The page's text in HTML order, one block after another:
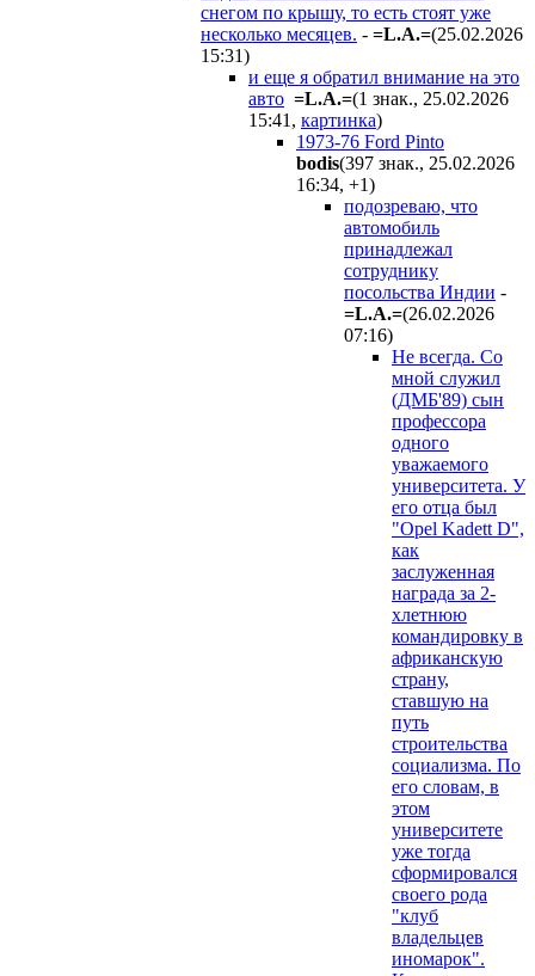
снегом по крышу, то есть стоят уже
несколько месяцев. - =L.A.=(25.02.2026
15:31)
и еще я обратил внимание на это
авто =L.A.=(1 знак., 25.02.2026
15:41 , картинка)
1973-76 Ford Pinto
bodis(397 знак., 25.02.2026
16:34, +1)
подозреваю, что
автомобиль
принадлежал
сотруднику
посольства Индии -
=L.A.=(26.02.2026
07:16)
Не всегда. Со
мной служил
(ДМБ'89) сын
профессора
одного
уважаемого
университета. У
его отца был
"Opel Kadett D",
как
заслуженная
награда за 2-
хлетнюю
командировку в
африканскую
страну,
ставшую на
путь
строительства
социализма. По
его словам, в
этом
университете
уже тогда
сформировался
своего рода
"клуб
владельцев
иномарок".